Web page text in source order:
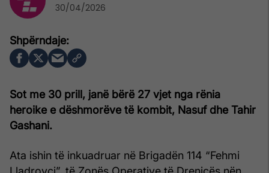
Sot me 30 prill, janë bërë 27 vjet nga rënia
heroike e dëshmorëve të kombit, Nasuf dhe Tahir
Gashani.
Ata ishin të inkuadruar në Brigadën 114 “Fehmi
30/04/2026